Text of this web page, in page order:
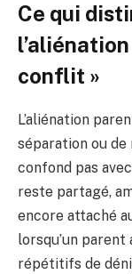
Ce qui
conflit »
L’aliénation
séparation ou
confond pas
reste partagé,
encore attaché
lorsqu’un
répétitifs de